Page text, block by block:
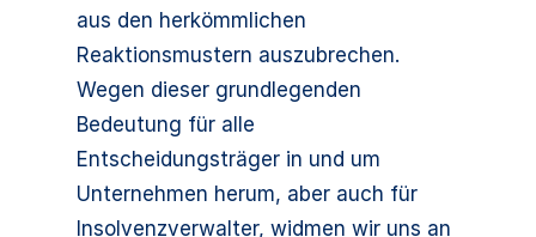
aus den herkömmlichen
Reaktionsmustern auszubrechen.
Wegen dieser grundlegenden
Bedeutung für alle
Entscheidungsträger in und um
Unternehmen herum, aber auch für
Insolvenzverwalter, widmen wir uns an